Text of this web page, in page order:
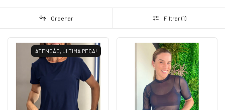
Ordenar Filtrar (1)
ATENÇÃO, ÚLTIMA PEÇA!